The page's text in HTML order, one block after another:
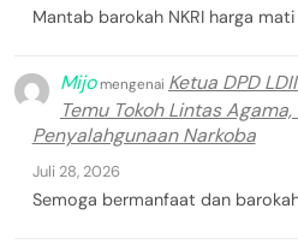
Mantab barokah NKRI harga mati
Mijomengenai Ketua DPD
Temu Tokoh Lintas
Penyalahgunaan Narkoba
Juli 28, 2026
Semoga bermanfaat dan